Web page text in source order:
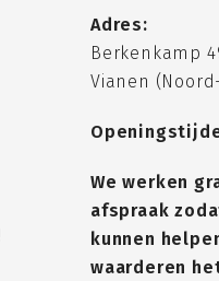
Adres:
Berkenkamp
Vianen
We werken
afspraak
kunnen
waarderen